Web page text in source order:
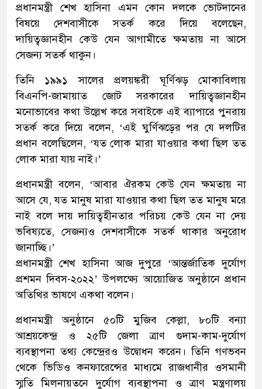
প্রধানমন্ত্রী শেখ হাসিনা এমন কোন দলকে ভোটদানের
বিষয়ে দেশবাসীকে সতর্ক করে দিয়ে বলেছেন,
দায়িত্বজ্ঞানহীন কেউ যেন আগামীতে ক্ষমতায় না আসে
সেজন্য সতর্ক থাকুন।
তিনি ১৯৯১ সালের প্রলয়ঙ্করী ঘূর্ণিঝড় মোকাবিলায়
বিএনপি-জামায়াত জোট সরকারের দায়িত্বজ্ঞানহীন
মনোভাবের কথা উল্লেখ করে সবাইকে এই ব্যাপারে পুনরায়
সতর্ক করে দিয়ে বলেন, ‘এই ঘুর্ণিঝড়ের পর যে দলটির
প্রধান বলেছিলেন, ‘যত লোক মারা যাওয়ার কথা ছিল তত
লোক মারা যায় নাই।’
প্রধানমন্ত্রী বলেন, ‘আবার ঐরকম কেউ যেন ক্ষমতায় না
আসে যে, যত মানুষ মারা যাওয়ার কথা ছিল তত মানুষ মরে
নাই বলে দায় দায়িত্বহীনতার পরিচয় কেউ যেন না দেয়
ভবিষ্যতে, সেজন্যও দেশবাসীকে সতর্ক থাকার অনুরোধ
জানাচ্ছি।’
প্রধানমন্ত্রী শেখ হাসিনা আজ দুপুরে ‘আন্তর্জাতিক দুর্যোগ
প্রশমন দিবস-২০২২’ উপলক্ষ্যে আয়োজিত অনুষ্ঠানে প্রধান
অতিথির ভাষণে একথা বলেন।
প্রধানমন্ত্রী অনুষ্ঠানে ৫০টি মুজিব কেল্লা, ৮০টি বন্যা
আশ্রয়কেন্দ্র ও ২৫টি জেলা ত্রাণ গুদাম-কাম-দুর্যোগ
ব্যবস্থাপনা তথ্য কেন্দ্রেরও উদ্বোধন করেন। তিনি গণভবন
থেকে ভিডিও কনফারেন্সের মাধ্যমে রাজধানীর ওসমানী
স্মৃতি মিলনায়তনে দুর্যোগ ব্যবস্থাপনা ও ত্রাণ মন্ত্রণালয়